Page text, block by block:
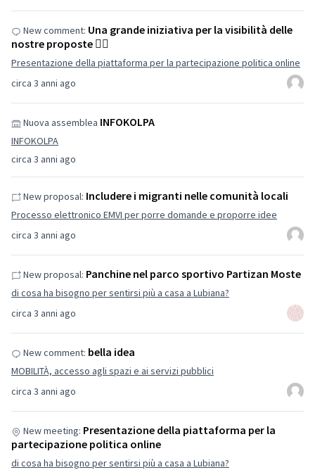
circa 3 anni ago
New comment: Una grande iniziativa per la visibilità delle
nostre proposte 👌🏽
Presentazione della piattaforma per la partecipazione politica online
circa 3 anni ago
Nuova assemblea INFOKOLPA
INFOKOLPA
circa 3 anni ago
New proposal: Includere i migranti nelle comunità locali
Processo elettronico EMVI per porre domande e proporre idee
circa 3 anni ago
New proposal: Panchine nel parco sportivo Partizan Moste
di cosa ha bisogno per sentirsi più a casa a Lubiana?
circa 3 anni ago
New comment: bella idea
MOBILITÀ, accesso agli spazi e ai servizi pubblici
New meeting: Presentazione della piattaforma per la
partecipazione politica online
di cosa ha bisogno per sentirsi più a casa a Lubiana?